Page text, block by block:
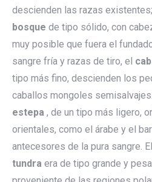
descienden las razas
bosque de tipo sólido, con
muy posible que fuera el
sangre fría y razas de tiro, el
tipo más fino, descienden los
caballos mongoles
estepa , de un tipo más ligero,
orientales, como el árabe y el
antecesores de la pura sangre. El
tundra era de tipo grande y